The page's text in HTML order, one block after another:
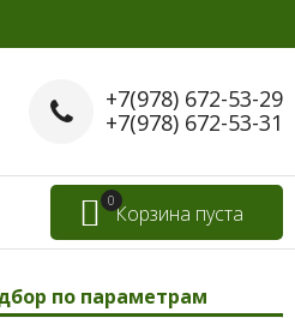
+7(978) 672-53-29
+7(978) 672-53-31
Корзина пуста
0
по параметрам